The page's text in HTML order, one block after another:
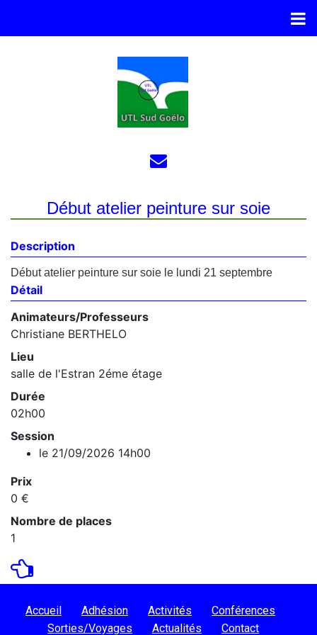
Début atelier peinture sur soie
Description
Début atelier peinture sur soie le lundi 21 septembre
Détail
Animateurs/Professeurs
Christiane BERTHELO
Lieu
salle de l'Estran 2éme étage
Durée
02h00
Session
le 21/09/2026 14h00
Prix
0 €
Nombre de places
1
Accueil Adhésion Activités
Conférences
Sorties/Voyages
Actualités Contact